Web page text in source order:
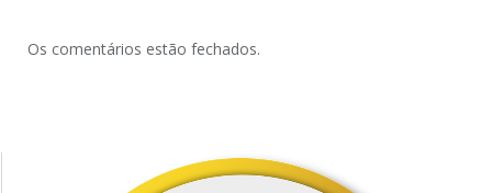
Os comentários estão fechados.